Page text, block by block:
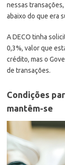
nessas
abaixo do que era
A DECO tinha
0,3%, valor que
crédito, mas o
de transações.
Condições
mantêm-se